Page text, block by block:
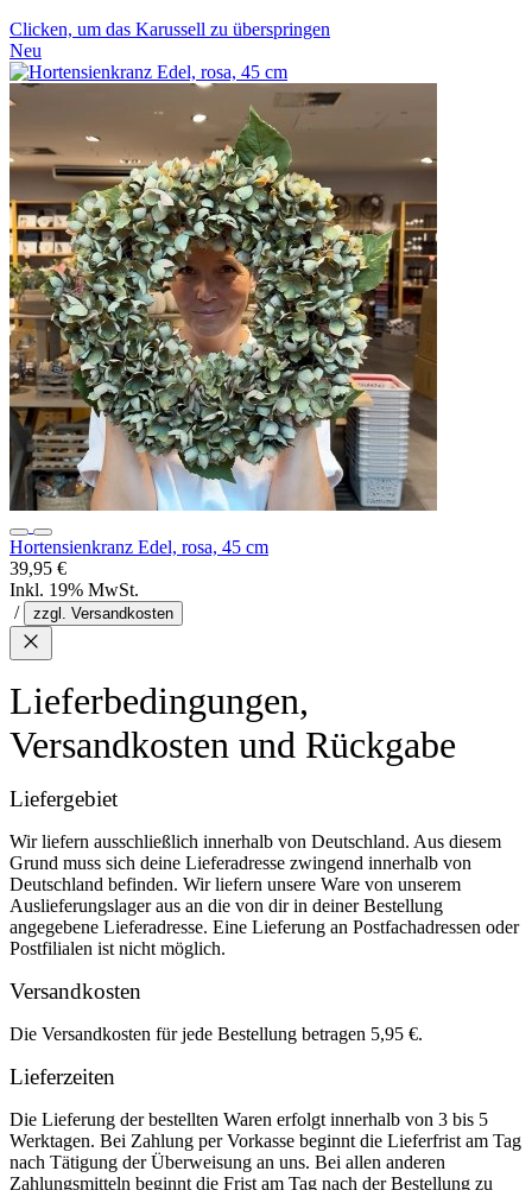
Clicken, um das Karussell zu überspringen
Neu
Hortensienkranz Edel, rosa, 45 cm
39,95 €
Inkl. 19% MwSt.
/
zzgl. Versandkosten
Lieferbedingungen,
Versandkosten und Rückgabe
Liefergebiet
Wir liefern ausschließlich innerhalb von Deutschland. Aus diesem
Grund muss sich deine Lieferadresse zwingend innerhalb von
Deutschland befinden. Wir liefern unsere Ware von unserem
Auslieferungslager aus an die von dir in deiner Bestellung
angegebene Lieferadresse. Eine Lieferung an Postfachadressen oder
Postfilialen ist nicht möglich.
Versandkosten
Die Versandkosten für jede Bestellung betragen 5,95 €.
Lieferzeiten
Die Lieferung der bestellten Waren erfolgt innerhalb von 3 bis 5
Werktagen. Bei Zahlung per Vorkasse beginnt die Lieferfrist am Tag
nach Tätigung der Überweisung an uns. Bei allen anderen
Zahlungsmitteln beginnt die Frist am Tag nach der Bestellung zu